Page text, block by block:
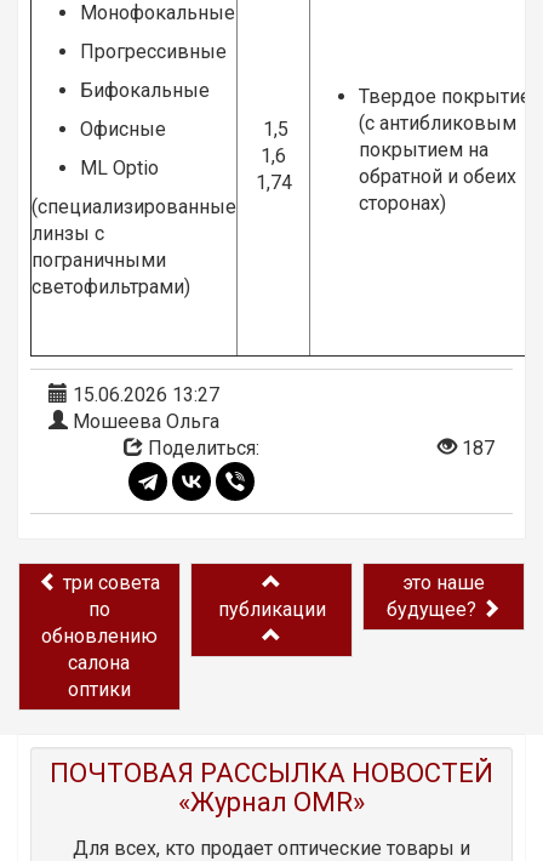
Монофокальные
Прогрессивные
Бифокальные
Офисные
ML Optio
(специализированные
линзы с
пограничными
светофильтрами)
1,5
1,6
1,74
Твердое покрытие
(с антибликовым
покрытием на
обратной и обеих
сторонах)
15.06.2026 13:27
Мошеева Ольга
Поделиться:
187
три совета
по
обновлению
салона
оптики
публикации
это наше
будущее?
ПОЧТОВАЯ РАССЫЛКА НОВОСТЕЙ
«Журнал OMR»
Для всех, кто продает оптические товары и